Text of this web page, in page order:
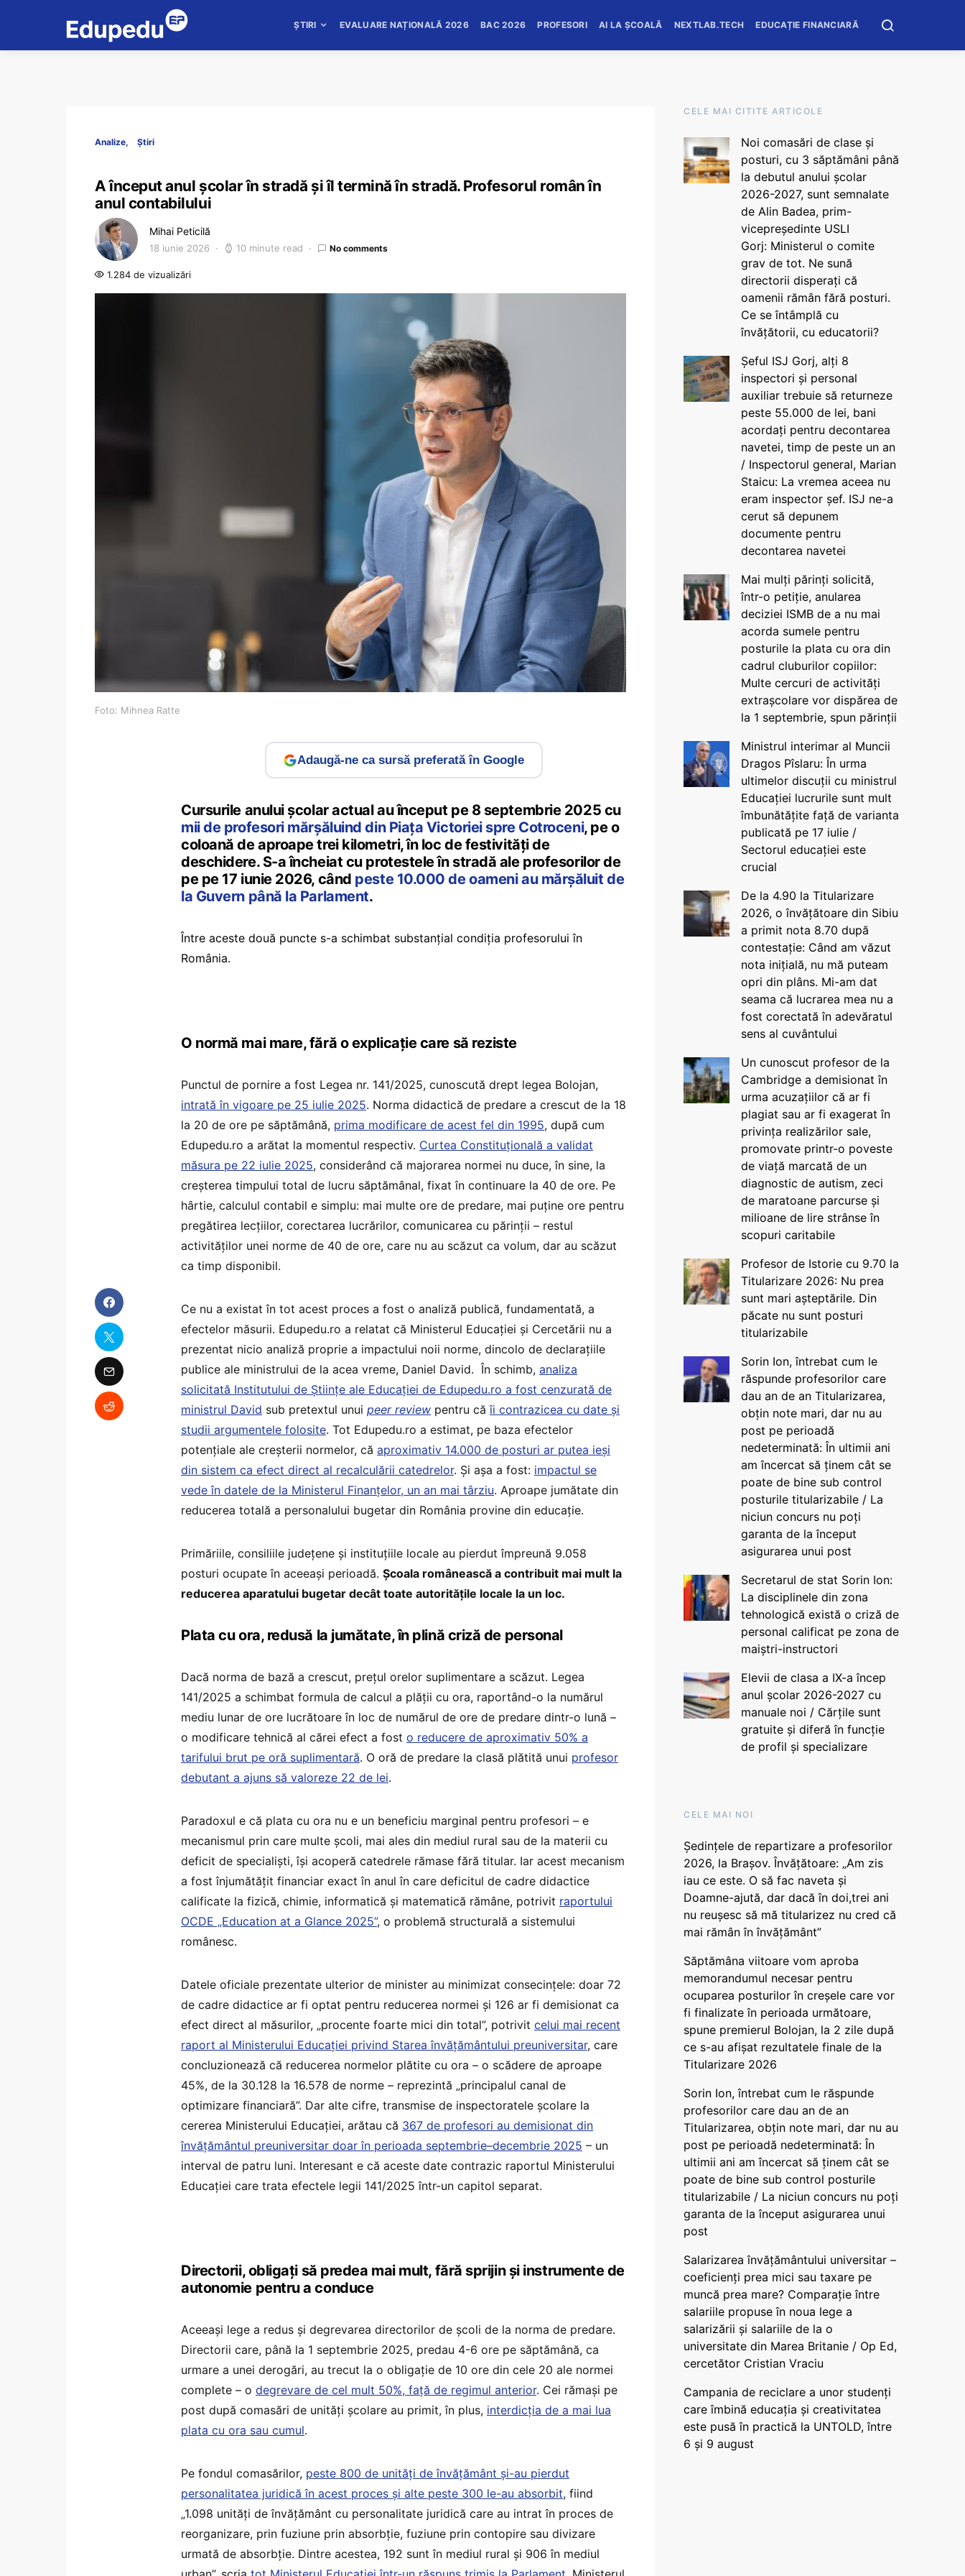
ȘTIRI EVALUARE NAȚIONALĂ 2026 BAC 2026 PROFESORI AI LA ȘCOALĂ NEXTLAB.TECH EDUCAȚIE FINANCIARĂ
Analize Știri
A început anul școlar în stradă și îl termină în stradă. Profesorul român în
anul contabilului
Mihai Peticilă
18 iunie 2026 10 minute read No comments
1.284 de vizualizări
Foto: Mihnea Ratte
Adaugă-ne ca sursă preferată în Google
Cursurile anului școlar actual au început pe 8 septembrie 2025 cu
mii de profesori mărșăluind din Piața Victoriei spre Cotroceni, pe o
coloană de aproape trei kilometri, în loc de festivități de
deschidere. S-a încheiat cu protestele în stradă ale profesorilor de
pe pe 17 iunie 2026, când peste 10.000 de oameni au mărșăluit de
la Guvern până la Parlament.
Între aceste două puncte s-a schimbat substanțial condiția profesorului în
România.
O normă mai mare, fără o explicație care să reziste
Punctul de pornire a fost Legea nr. 141/2025, cunoscută drept legea Bolojan,
intrată în vigoare pe 25 iulie 2025. Norma didactică de predare a crescut de la 18
la 20 de ore pe săptămână, prima modificare de acest fel din 1995, după cum
Edupedu.ro a arătat la momentul respectiv. Curtea Constituțională a validat
măsura pe 22 iulie 2025, considerând că majorarea normei nu duce, în sine, la
creșterea timpului total de lucru săptămânal, fixat în continuare la 40 de ore. Pe
hârtie, calculul contabil e simplu: mai multe ore de predare, mai puține ore pentru
pregătirea lecțiilor, corectarea lucrărilor, comunicarea cu părinții – restul
activităților unei norme de 40 de ore, care nu au scăzut ca volum, dar au scăzut
ca timp disponibil.
Ce nu a existat în tot acest proces a fost o analiză publică, fundamentată, a
efectelor măsurii. Edupedu.ro a relatat că Ministerul Educației și Cercetării nu a
prezentat nicio analiză proprie a impactului noii norme, dincolo de declarațiile
publice ale ministrului de la acea vreme, Daniel David. În schimb, analiza
solicitată Institutului de Științe ale Educației de Edupedu.ro a fost cenzurată de
ministrul David sub pretextul unui peer review pentru căîi contrazicea cu date și
studii argumentele folosite. Tot Edupedu.ro a estimat, pe baza efectelor
potențiale ale creșterii normelor, că aproximativ 14.000 de posturi ar putea ieși
din sistem ca efect direct al recalculării catedrelor. Și așa a fost: impactul se
vede în datele de la Ministerul Finanțelor, un an mai târziu. Aproape jumătate din
reducerea totală a personalului bugetar din România provine din educație.
Primăriile, consiliile județene și instituțiile locale au pierdut împreună 9.058
posturi ocupate în aceeași perioadă. Școala românească a contribuit mai mult la
reducerea aparatului bugetar decât toate autoritățile locale la un loc.
Plata cu ora, redusă la jumătate, în plină criză de personal
Dacă norma de bază a crescut, prețul orelor suplimentare a scăzut. Legea
141/2025 a schimbat formula de calcul a plății cu ora, raportând-o la numărul
mediu lunar de ore lucrătoare în loc de numărul de ore de predare dintr-o lună –
o modificare tehnică al cărei efect a fost o reducere de aproximativ 50% a
tarifului brut pe oră suplimentară. O oră de predare la clasă plătită unui profesor
debutant a ajuns să valoreze 22 de lei.
Paradoxul e că plata cu ora nu e un beneficiu marginal pentru profesori – e
mecanismul prin care multe școli, mai ales din mediul rural sau de la materii cu
deficit de specialiști, își acoperă catedrele rămase fără titular. Iar acest mecanism
a fost înjumătățit financiar exact în anul în care deficitul de cadre didactice
calificate la fizică, chimie, informatică și matematică rămâne, potrivit raportului
OCDE „Education at a Glance 2025”, o problemă structurală a sistemului
românesc.
Datele oficiale prezentate ulterior de minister au minimizat consecințele: doar 72
de cadre didactice ar fi optat pentru reducerea normei și 126 ar fi demisionat ca
efect direct al măsurilor, „procente foarte mici din total”, potrivit celui mai recent
raport al Ministerului Educației privind Starea învățământului preuniversitar, care
concluzionează că reducerea normelor plătite cu ora – o scădere de aproape
45%, de la 30.128 la 16.578 de norme – reprezintă „principalul canal de
optimizare financiară”. Dar alte cifre, transmise de inspectoratele școlare la
cererea Ministerului Educației, arătau că 367 de profesori au demisionat din
învățământul preuniversitar doar în perioada septembrie–decembrie 2025 – un
interval de patru luni. Interesant e că aceste date contrazic raportul Ministerului
Educației care trata efectele legii 141/2025 într-un capitol separat.
Directorii, obligați să predea mai mult, fără sprijin și instrumente de
autonomie pentru a conduce
Aceeași lege a redus și degrevarea directorilor de școli de la norma de predare.
Directorii care, până la 1 septembrie 2025, predau 4-6 ore pe săptămână, ca
urmare a unei derogări, au trecut la o obligație de 10 ore din cele 20 ale normei
complete – o degrevare de cel mult 50%, față de regimul anterior. Cei rămași pe
post după comasări de unități școlare au primit, în plus, interdicția de a mai lua
plata cu ora sau cumul.
Pe fondul comasărilor, peste 800 de unități de învățământ și-au pierdut
personalitatea juridică în acest proces și alte peste 300 le-au absorbit, fiind
„1.098 unități de învățământ cu personalitate juridică care au intrat în proces de
reorganizare, prin fuziune prin absorbție, fuziune prin contopire sau divizare
urmată de absorbție. Dintre acestea, 192 sunt în mediul rural și 906 în mediul
CELE MAI CITITE ARTICOLE
Noi comasări de clase și
posturi, cu 3 săptămâni până
la debutul anului școlar
2026-2027, sunt semnalate
de Alin Badea, prim-
vicepreședinte USLI
Gorj: Ministerul o comite
grav de tot. Ne sună
directorii disperați că
oamenii rămân fără posturi.
Ce se întâmplă cu
învățătorii, cu educatorii?
Șeful ISJ Gorj, alți 8
inspectori și personal
auxiliar trebuie să returneze
peste 55.000 de lei, bani
acordați pentru decontarea
navetei, timp de peste un an
/ Inspectorul general, Marian
Staicu: La vremea aceea nu
eram inspector șef. ISJ ne-a
cerut să depunem
documente pentru
decontarea navetei
Mai mulți părinți solicită,
într-o petiție, anularea
deciziei ISMB de a nu mai
acorda sumele pentru
posturile la plata cu ora din
cadrul cluburilor copiilor:
Multe cercuri de activități
extrașcolare vor dispărea de
la 1 septembrie, spun părinții
Ministrul interimar al Muncii
Dragos Pîslaru: În urma
ultimelor discuții cu ministrul
Educației lucrurile sunt mult
îmbunătățite față de varianta
publicată pe 17 iulie /
Sectorul educației este
crucial
De la 4.90 la Titularizare
2026, o învățătoare din Sibiu
a primit nota 8.70 după
contestație: Când am văzut
nota inițială, nu mă puteam
opri din plâns. Mi-am dat
seama că lucrarea mea nu a
fost corectată în adevăratul
sens al cuvântului
Un cunoscut profesor de la
Cambridge a demisionat în
urma acuzațiilor că ar fi
plagiat sau ar fi exagerat în
privința realizărilor sale,
promovate printr-o poveste
de viață marcată de un
diagnostic de autism, zeci
de maratoane parcurse și
milioane de lire strânse în
scopuri caritabile
Profesor de Istorie cu 9.70 la
Titularizare 2026: Nu prea
sunt mari așteptările. Din
păcate nu sunt posturi
titularizabile
Sorin Ion, întrebat cum le
răspunde profesorilor care
dau an de an Titularizarea,
obțin note mari, dar nu au
post pe perioadă
nedeterminată: În ultimii ani
am încercat să ținem cât se
poate de bine sub control
posturile titularizabile / La
niciun concurs nu poți
garanta de la început
asigurarea unui post
Secretarul de stat Sorin Ion:
La disciplinele din zona
tehnologică există o criză de
personal calificat pe zona de
maiștri-instructori
Elevii de clasa a IX-a încep
anul școlar 2026-2027 cu
manuale noi / Cărțile sunt
gratuite și diferă în funcție
de profil și specializare
CELE MAI NOI
Ședințele de repartizare a profesorilor
2026, la Brașov. Învățătoare: „Am zis
iau ce este. O să fac naveta și
Doamne-ajută, dar dacă în doi,trei ani
nu reușesc să mă titularizez nu cred că
mai rămân în învățământ”
Săptămâna viitoare vom aproba
memorandumul necesar pentru
ocuparea posturilor în creșele care vor
fi finalizate în perioada următoare,
spune premierul Bolojan, la 2 zile după
ce s-au afișat rezultatele finale de la
Titularizare 2026
Sorin Ion, întrebat cum le răspunde
profesorilor care dau an de an
Titularizarea, obțin note mari, dar nu au
post pe perioadă nedeterminată: În
ultimii ani am încercat să ținem cât se
poate de bine sub control posturile
titularizabile / La niciun concurs nu poți
garanta de la început asigurarea unui
post
Salarizarea învățământului universitar –
coeficienți prea mici sau taxare pe
muncă prea mare? Comparație între
salariile propuse în noua lege a
salarizării și salariile de la o
universitate din Marea Britanie / Op Ed,
cercetător Cristian Vraciu
Campania de reciclare a unor studenți
care îmbină educația și creativitatea
este pusă în practică la UNTOLD, între
6 și 9 august